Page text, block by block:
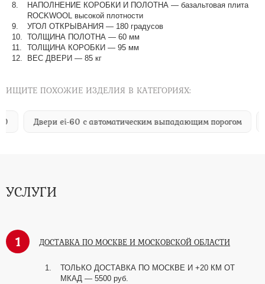
НАПОЛНЕНИЕ КОРОБКИ И ПОЛОТНА — базальтовая плита
ROCKWOOL высокой плотности
УГОЛ ОТКРЫВАНИЯ — 180 градусов
ТОЛЩИНА ПОЛОТНА — 60 мм
ТОЛЩИНА КОРОБКИ — 95 мм
ВЕС ДВЕРИ — 85 кг
ИЩИТЕ ПОХОЖИЕ ИЗДЕЛИЯ В КАТЕГОРИЯХ:
Двери ei-60 с автоматическим выпадающим порогом
УСЛУГИ
1 ДОСТАВКА ПО МОСКВЕ И МОСКОВСКОЙ ОБЛАСТИ
ТОЛЬКО ДОСТАВКА ПО МОСКВЕ И +20 КМ ОТ
МКАД — 5500 руб.